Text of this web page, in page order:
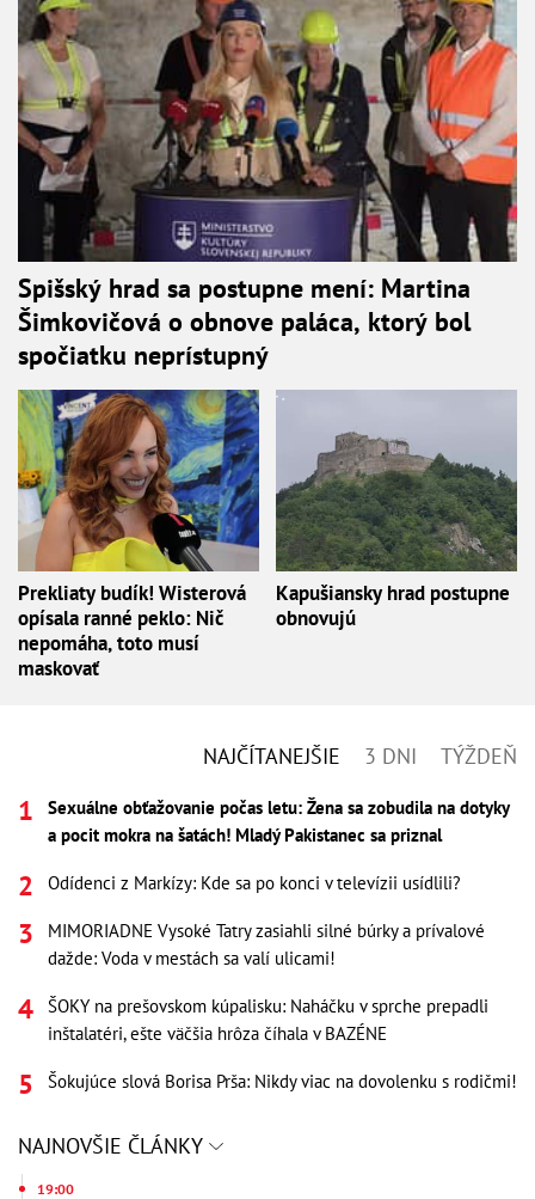
Spišský hrad sa postupne mení: Martina
Šimkovičová o obnove paláca, ktorý bol
spočiatku neprístupný
Prekliaty budík! Wisterová
opísala ranné peklo: Nič
nepomáha, toto musí
maskovať
Kapušiansky hrad postupne
obnovujú
NAJČÍTANEJŠIE 3 DNI TÝŽDEŇ
Sexuálne obťažovanie počas letu: Žena sa zobudila na dotyky
a pocit mokra na šatách! Mladý Pakistanec sa priznal
Odídenci z Markízy: Kde sa po konci v televízii usídlili?
MIMORIADNE Vysoké Tatry zasiahli silné búrky a prívalové
dažde: Voda v mestách sa valí ulicami!
ŠOKY na prešovskom kúpalisku: Naháčku v sprche prepadli
inštalatéri, ešte väčšia hrôza číhala v BAZÉNE
Šokujúce slová Borisa Prša: Nikdy viac na dovolenku s rodičmi!
NAJNOVŠIE ČLÁNKY
19:00